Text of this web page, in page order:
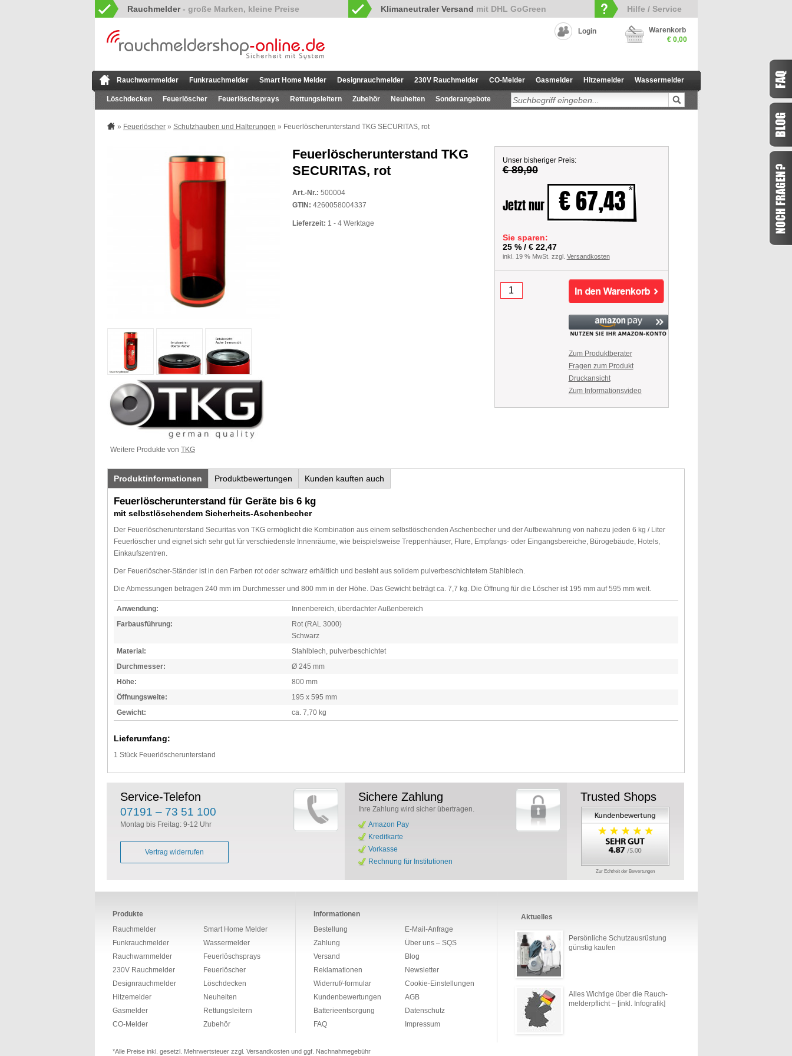
Rauchmelder Klimaneutraler Versand mit DHL GoGreen Hilfe / Service
Login
Warenkorb
€ 0,00
Rauchwarnmelder Funkrauchmelder Smart Home Melder Designrauchmelder 230V Rauchmelder CO-Melder Gasmelder Hitzemelder Wassermelder
Löschdecken Feuerlöscher Feuerlöschsprays Rettungsleitern Zubehör Neuheiten Sonderangebote
» Feuerlöscher » Schutzhauben und Halterungen » Feuerlöscherunterstand TKG SECURITAS, rot
Weitere Produkte von TKG
Feuerlöscherunterstand TKG
SECURITAS, rot
Art.-Nr.: 500004
GTIN: 4260058004337
Lieferzeit: 1 - 4 Werktage
Unser bisheriger Preis:
€ 89,90
Jetzt nur € 67,43
Sie sparen:
25 % / € 22,47
inkl. 19 % MwSt. zzgl. Versandkosten
Zum Produktberater
Fragen zum Produkt
Druckansicht
Zum Informationsvideo
Produktinformationen Produktbewertungen Kunden kauften auch
Feuerlöscherunterstand für Geräte bis 6 kg
mit selbstlöschendem Sicherheits-Aschenbecher
Der Feuerlöscherunterstand Securitas von TKG ermöglicht die Kombination aus einem selbstlöschenden Aschenbecher und der Aufbewahrung von nahezu jeden 6 kg / Liter
Feuerlöscher und eignet sich sehr gut für verschiedenste Innenräume, wie beispielsweise Treppenhäuser, Flure, Empfangs- oder Eingangsbereiche, Bürogebäude, Hotels,
Einkaufszentren.
Der Feuerlöscher-Ständer ist in den Farben rot oder schwarz erhältlich und besteht aus solidem pulverbeschichtetem Stahlblech.
Die Abmessungen betragen 240 mm im Durchmesser und 800 mm in der Höhe. Das Gewicht beträgt ca. 7,7 kg. Die Öffnung für die Löscher ist 195 mm auf 595 mm weit.
Anwendung:
Innenbereich, überdachter Außenbereich
Farbausführung:
Rot (RAL 3000)
Schwarz
Material:
Stahlblech, pulverbeschichtet
Durchmesser:
Ø 245 mm
Höhe:
800 mm
Öffnungsweite:
195 x 595 mm
Gewicht:
ca. 7,70 kg
Lieferumfang:
1 Stück Feuerlöscherunterstand
Service-Telefon
07191 – 73 51 100
Montag bis Freitag: 9-12 Uhr
Vertrag widerrufen
Sichere Zahlung
Ihre Zahlung wird sicher übertragen.
Amazon Pay
Kreditkarte
Vorkasse
Rechnung für Institutionen
Trusted Shops
Zur Echtheit der Bewertungen
Produkte
Rauchmelder
Funkrauchmelder
Rauchwarnmelder
230V Rauchmelder
Designrauchmelder
Hitzemelder
Gasmelder
CO-Melder
Smart Home Melder
Wassermelder
Feuerlöschsprays
Feuerlöscher
Löschdecken
Neuheiten
Rettungsleitern
Zubehör
Informationen
Bestellung
Zahlung
Versand
Reklamationen
Widerruf/-formular
Kundenbewertungen
Batterieentsorgung
FAQ
E-Mail-Anfrage
Über uns – SQS
Blog
Newsletter
Cookie-Einstellungen
AGB
Datenschutz
Impressum
Aktuelles
Persönliche Schutzausrüstung
günstig kaufen
Alles Wichtige über die Rauch­
melder­pflicht – [inkl. Infografik]
*Alle Preise inkl. gesetzl. Mehrwertsteuer zzgl. Versandkosten und ggf. Nachnahmegebühr